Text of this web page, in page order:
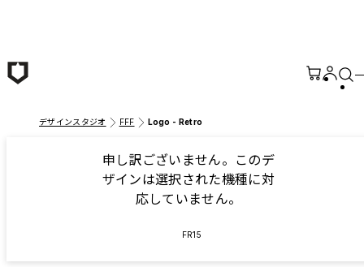
デザインスタジオ FFF Logo - Retro
申し訳ございません。このデ
ザインは選択された機種に対
応していません。
FR15